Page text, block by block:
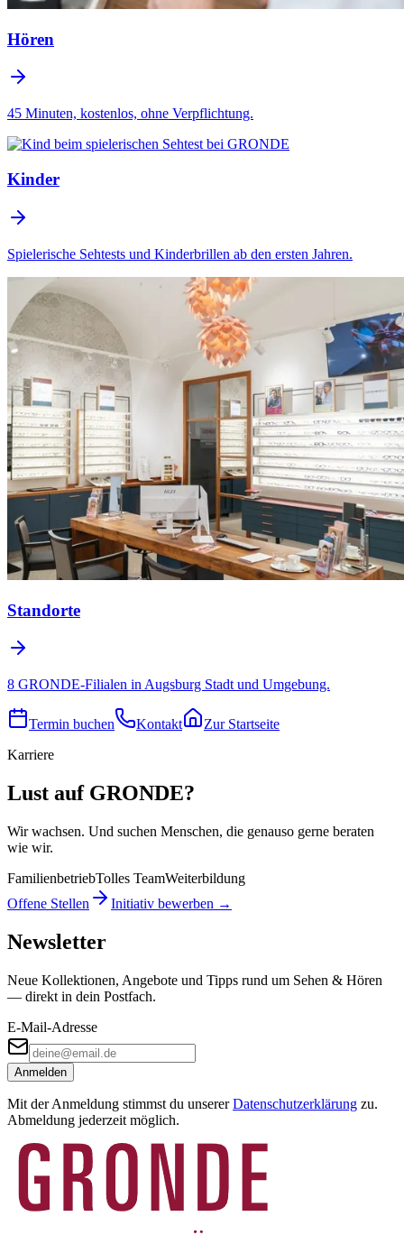
Hören
45 Minuten, kostenlos, ohne Verpflichtung.
Kinder
Spielerische Sehtests und Kinderbrillen ab den ersten Jahren.
Standorte
8 GRONDE-Filialen in Augsburg Stadt und Umgebung.
Termin buchen Kontakt
Zur Startseite
Karriere
Lust auf GRONDE?
Wir wachsen. Und suchen Menschen, die genauso gerne beraten
wie wir.
FamilienbetriebTolles TeamWeiterbildung
Offene Stellen
Initiativ bewerben →
Newsletter
Neue Kollektionen, Angebote und Tipps rund um Sehen & Hören
— direkt in dein Postfach.
E-Mail-Adresse
Anmelden
Mit der Anmeldung stimmst du unserer Datenschutzerklärung zu.
Abmeldung jederzeit möglich.